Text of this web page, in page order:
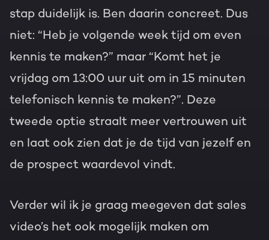
stap duidelijk is. Ben daarin concreet. Dus
niet: “Heb je volgende week tijd om even
kennis te maken?” maar “Komt het je
vrijdag om 13:00 uur uit om in 15 minuten
telefonisch kennis te maken?”. Deze
tweede optie straalt meer vertrouwen uit
en laat ook zien dat je de tijd van jezelf en
de prospect waardevol vindt.
Verder wil ik je graag meegeven dat sales
video’s het ook mogelijk maken om